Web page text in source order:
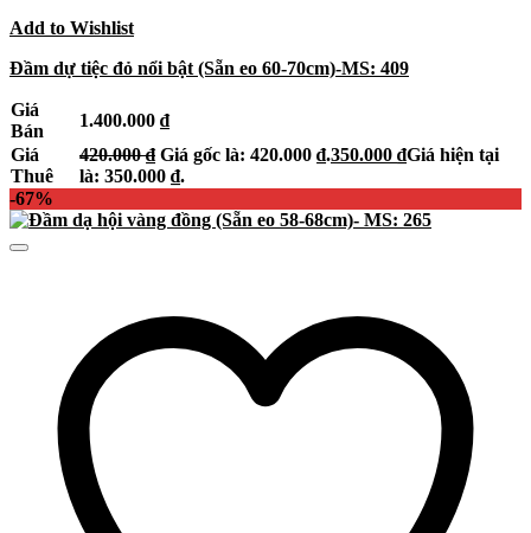
Add to Wishlist
Đầm dự tiệc đỏ nổi bật (Sẵn eo 60-70cm)-MS: 409
Giá
Bán
1.400.000 ₫
Giá
Thuê
420.000₫ Giá gốc là: 420.000 ₫.350.000 ₫Giá hiện tại
là: 350.000 ₫.
-67%